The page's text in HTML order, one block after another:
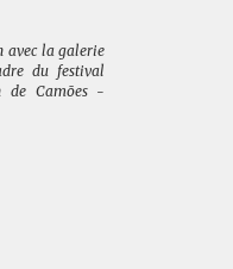
avec la galerie
du festival
de Camões -